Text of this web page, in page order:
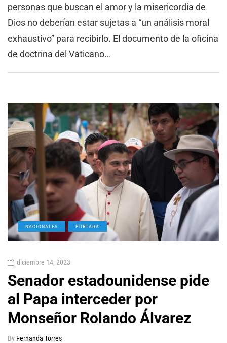
personas que buscan el amor y la misericordia de
Dios no deberían estar sujetas a “un análisis moral
exhaustivo” para recibirlo. El documento de la oficina
de doctrina del Vaticano…
NACIONALES PORTADA
diciembre 14, 2023
Senador estadounidense pide
al Papa interceder por
Monseñor Rolando Álvarez
By Fernanda Torres